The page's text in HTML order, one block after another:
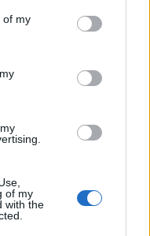
of my
of my
with the
συνέβη στο
οδού, στο
του δήμου
όχημα που
προς
ρεύμα